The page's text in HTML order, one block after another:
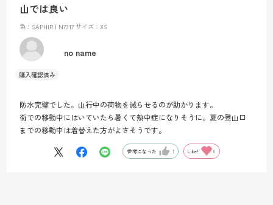
山では良い
色：SAPHIR | N7317 サイズ：XS
no name
防水完璧でした。山行中の荷物を減らせるのが助かります。
街での移動中にはいていたら暑くて熱中症になりそうに。夏の登山口
までの移動中は着替えた方がよさそうです。
参考になった 1 Like! 0